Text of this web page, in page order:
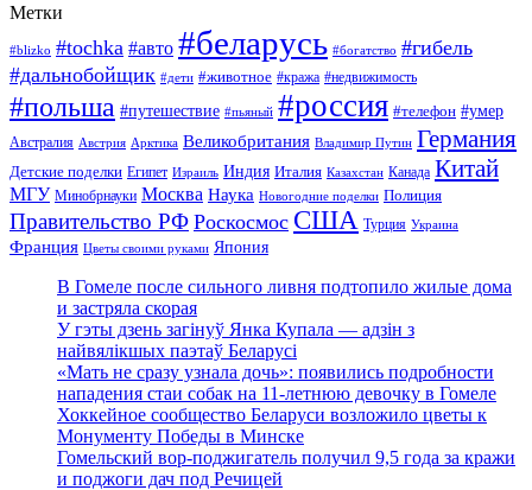
Метки
#blizko #tochka #авто #беларусь #богатство #гибель
#дальнобойщик #дети #животное #кража #недвижимость
#польша #путешествие #пьяный #россия #телефон #умер
Австралия Австрия Арктика Великобритания Владимир Путин Германия
Детские поделки Египет Израиль Индия Италия Казахстан Канада Китай
МГУ Минобрнауки Москва Наука Новогодние поделки Полиция
Правительство РФ Роскосмос США Турция Украина
Франция Цветы своими руками Япония
В Гомеле после сильного ливня подтопило жилые дома
и застряла скорая
У гэты дзень загінуў Янка Купала — адзін з
найвялікшых паэтаў Беларусі
«Мать не сразу узнала дочь»: появились подробности
нападения стаи собак на 11-летнюю девочку в Гомеле
Хоккейное сообщество Беларуси возложило цветы к
Монументу Победы в Минске
Гомельский вор-поджигатель получил 9,5 года за кражи
и поджоги дач под Речицей